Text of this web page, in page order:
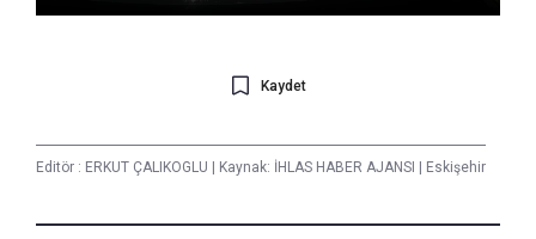
Kaydet
Editör : ERKUT ÇALIKOGLU | Kaynak: İHLAS HABER AJANSI | Eskişehir